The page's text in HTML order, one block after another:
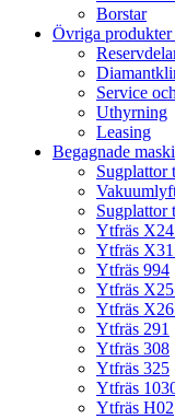
Borstar
Övriga produkter
Service
Uthyrning
Leasing
Begagnade
Sugplattor
Ytfräs
Ytfräs
Ytfräs 994
Ytfräs
Ytfräs
Ytfräs 291
Ytfräs 308
Ytfräs 325
Ytfräs
Ytfräs H02